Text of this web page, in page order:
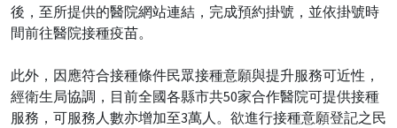
後，至所提供的醫院網站連結，完成預約掛號，並依掛號時
間前往醫院接種疫苗。
此外，因應符合接種條件民眾接種意願與提升服務可近性，
經衛生局協調，目前全國各縣市共50家合作醫院可提供接種
服務，可服務人數亦增加至3萬人。欲進行接種意願登記之民